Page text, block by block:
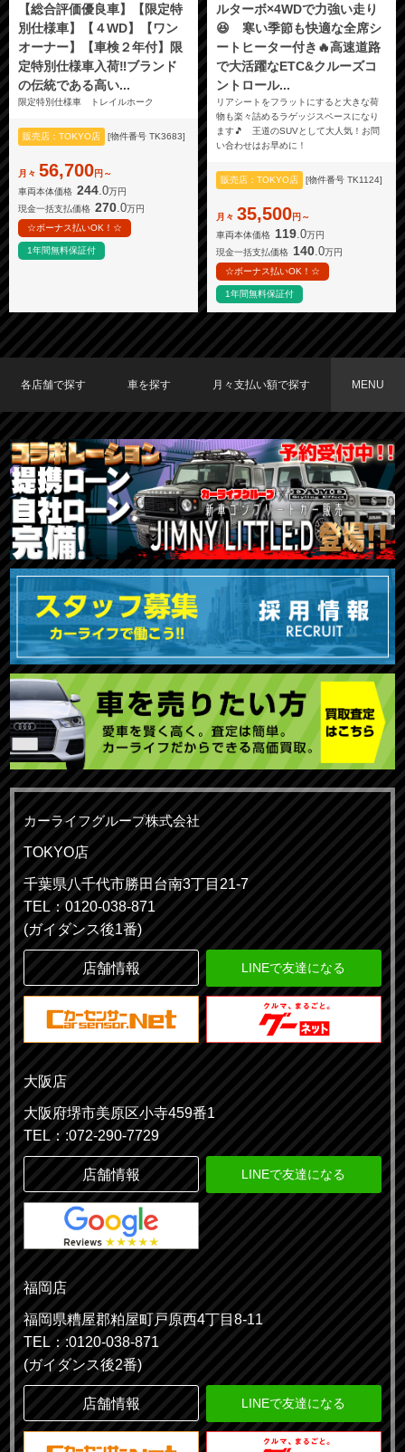
【総合評価優良車】【限定特
別仕様車】【４WD】【ワン
オーナー】【車検２年付】限
定特別仕様車入荷‼️ブランド
の伝統である高い...
限定特別仕様車 トレイルホーク
販売店：TOKYO店 [物件番号 TK3683]
月々 56,700円～
車両本体価格 244.0万円
現金一括支払価格 270 .0万円
☆ボーナス払いOK！☆
1年間無料保証付
ルターボ×4WDで力強い走り
😆 寒い季節も快適な全席シ
ートヒーター付き🔥高速道路
で大活躍なETC&クルーズコ
ントロール...
リアシートをフラットにすると大きな荷
物も楽々詰めるラゲッジスペースになり
ます🎵 王道のSUVとして大人気！お問
い合わせはお早めに！
販売店：TOKYO店 [物件番号 TK1124]
月々 35,500円～
車両本体価格 119.0万円
現金一括支払価格 140 .0万円
☆ボーナス払いOK！☆
1年間無料保証付
各店舗で探す
TOKYO店在庫車両
大阪店在庫車両
福岡店在庫車両
車を探す
車種で探す
メーカーで探す
月々支払い額で探す
〜19,999円
20,000円〜29,999円
30,000円〜39,999円
40,000円〜49,999円
50,000円〜
MENU
カーライフグループ株式会社
TOKYO店
千葉県八千代市勝田台南3丁目21-7
TEL：0120-038-871
(ガイダンス後1番)
店舗情報 LINEで友達になる
大阪店
大阪府堺市美原区小寺459番1
TEL：:072-290-7729
店舗情報 LINEで友達になる
福岡店
福岡県糟屋郡粕屋町戸原西4丁目8-11
TEL：:0120-038-871
(ガイダンス後2番)
店舗情報 LINEで友達になる